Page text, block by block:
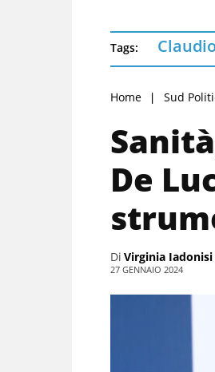
Tags:
Home Sud
De
Di Virginia Iadonisi
27 GENNAIO 2024